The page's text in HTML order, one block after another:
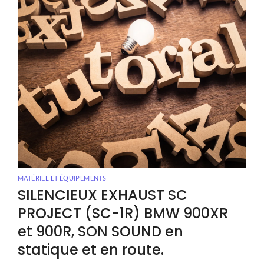
MATÉRIEL ET ÉQUIPEMENTS
SILENCIEUX EXHAUST SC
PROJECT (SC-1R) BMW 900XR
et 900R, SON SOUND en
statique et en route.